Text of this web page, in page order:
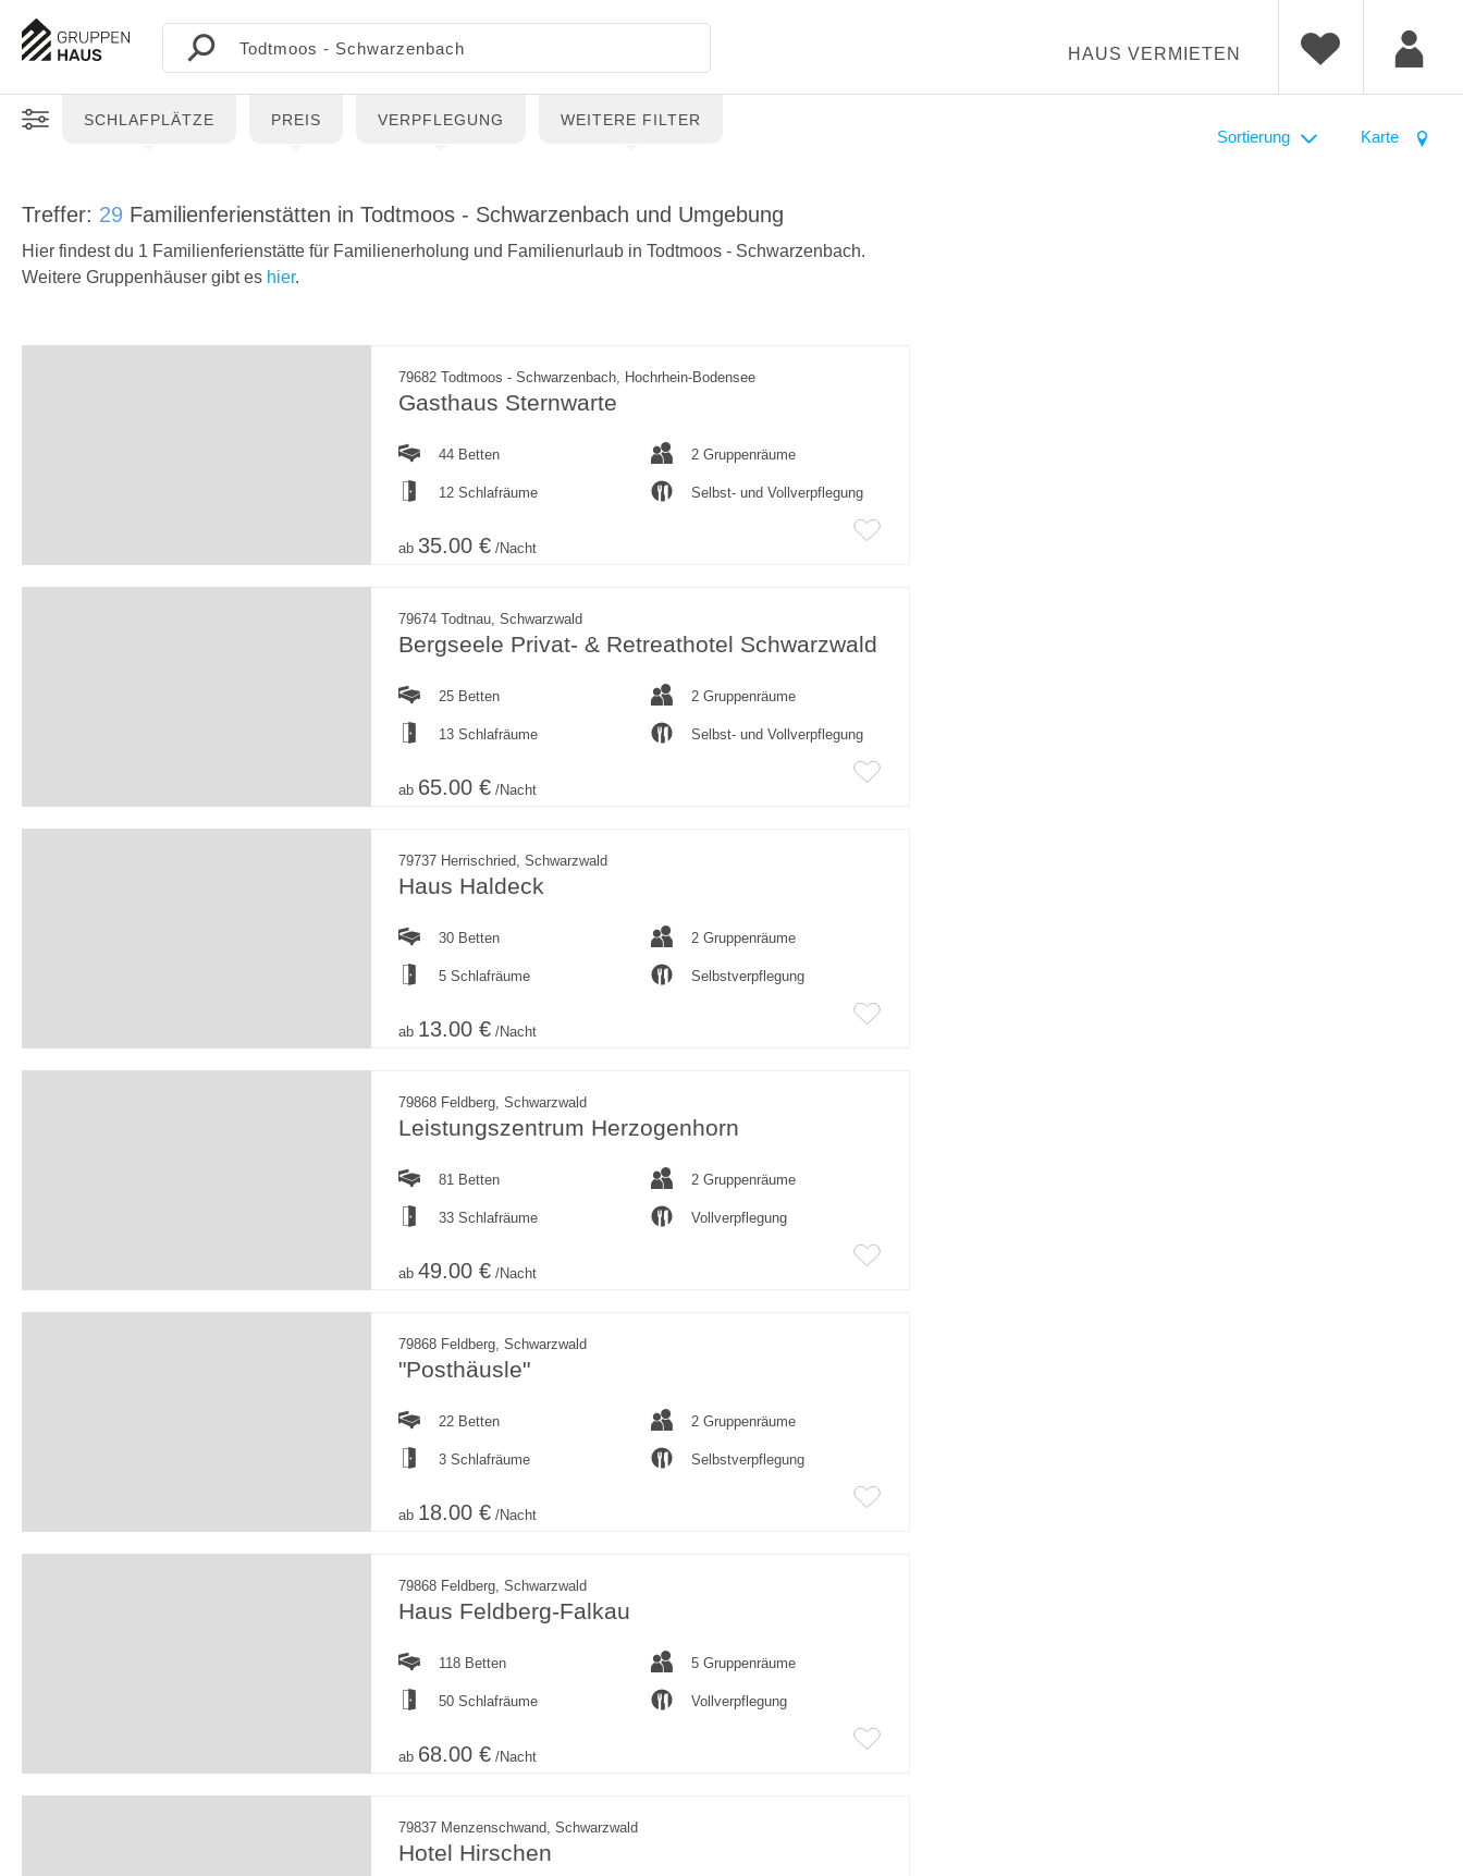
HAUS VERMIETEN
SCHLAFPLÄTZE PREIS VERPFLEGUNG WEITERE FILTER
Karte
Sortierung
Treffer: 29 Familienferienstätten in Todtmoos - Schwarzenbach und Umgebung
Hier findest du 1 Familienferienstätte für Familienerholung und Familienurlaub in Todtmoos - Schwarzenbach.
Weitere Gruppenhäuser gibt es hier.
79682 Todtmoos - Schwarzenbach, Hochrhein-Bodensee
Gasthaus Sternwarte
44 Betten 2 Gruppenräume
12 Schlafräume Selbst- und Vollverpflegung
ab 35.00 € /Nacht
79674 Todtnau, Schwarzwald
Bergseele Privat- & Retreathotel Schwarzwald
25 Betten 2 Gruppenräume
13 Schlafräume Selbst- und Vollverpflegung
ab 65.00 € /Nacht
79737 Herrischried, Schwarzwald
Haus Haldeck
30 Betten 2 Gruppenräume
5 Schlafräume Selbstverpflegung
ab 13.00 € /Nacht
79868 Feldberg, Schwarzwald
Leistungszentrum Herzogenhorn
81 Betten 2 Gruppenräume
33 Schlafräume Vollverpflegung
ab 49.00 € /Nacht
79868 Feldberg, Schwarzwald
"Posthäusle"
22 Betten 2 Gruppenräume
3 Schlafräume Selbstverpflegung
ab 18.00 € /Nacht
79868 Feldberg, Schwarzwald
Haus Feldberg-Falkau
118 Betten 5 Gruppenräume
50 Schlafräume Vollverpflegung
ab 68.00 € /Nacht
79837 Menzenschwand, Schwarzwald
Hotel Hirschen